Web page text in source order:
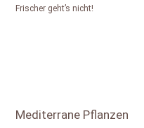
Frischer geht’s nicht!
Mediterrane Pflanzen